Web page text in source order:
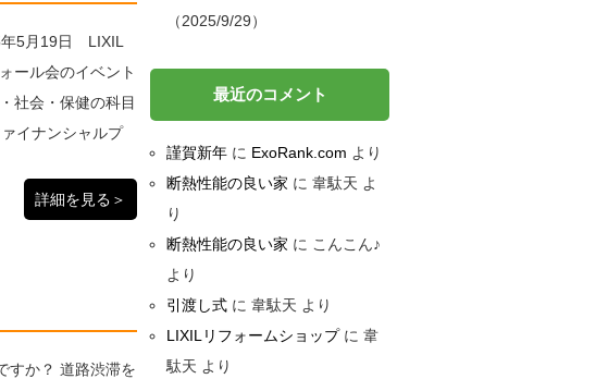
5月19日 LIXIL
ール会のイベント
社会・保健の科目
イナンシャルプ
詳細を見る＞
すか？ 道路渋滞を
2025/9/29
最近のコメント
謹賀新年 に ExoRank.com より
断熱性能の良い家 に 韋駄天 よ
り
断熱性能の良い家 に こんこん♪
より
引渡し式 に 韋駄天 より
LIXILリフォームショップに 韋
駄天 より